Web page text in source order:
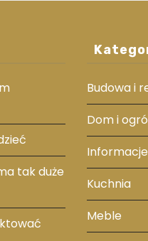
tak duże
Budowa i
Dom i
Informacje
Kuchnia
Meble